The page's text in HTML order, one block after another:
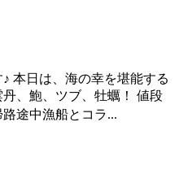
本日は、海の幸を堪能する
、鮑、ツブ、牡蠣！ 値段
途中漁船とコラ...